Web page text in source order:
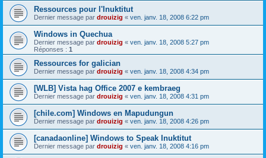
Ressources pour l'Inuktitut
Dernier message par drouizig « ven. janv. 18, 2008 6:22 pm
Windows in Quechua
Dernier message par drouizig « ven. janv. 18, 2008 5:27 pm
Réponses : 1
Ressources for galician
Dernier message par drouizig « ven. janv. 18, 2008 4:34 pm
[WLB] Vista hag Office 2007 e kembraeg
Dernier message par drouizig « ven. janv. 18, 2008 4:31 pm
[chile.com] Windows en Mapudungun
Dernier message par drouizig « ven. janv. 18, 2008 4:26 pm
[canadaonline] Windows to Speak Inuktitut
Dernier message par drouizig « ven. janv. 18, 2008 4:16 pm